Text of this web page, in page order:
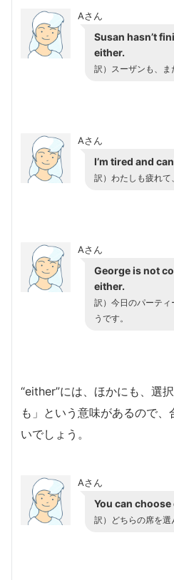
Aさん
Susan hasn’t
either.
訳）スーザンも、ま
Aさん
I’m tired and
訳）わたしも疲れて
Aさん
George is not
either.
訳）今日のパーテ
うです。
“either”には、ほかにも、選
も」という意味があるので
いでしょう。
Aさん
You can choose
訳）どちらの席を選